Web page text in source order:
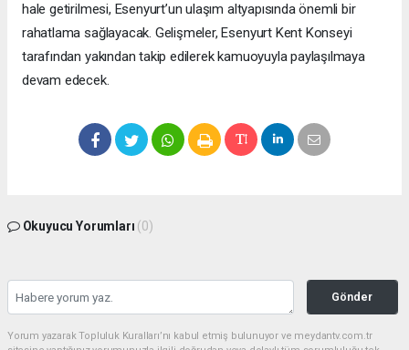
hale getirilmesi, Esenyurt’un ulaşım altyapısında önemli bir
rahatlama sağlayacak. Gelişmeler, Esenyurt Kent Konseyi
tarafından yakından takip edilerek kamuoyuyla paylaşılmaya
devam edecek.
Okuyucu Yorumları (0)
Gönder
Yorum yazarak Topluluk Kuralları’nı kabul etmiş bulunuyor ve meydantv.com.tr